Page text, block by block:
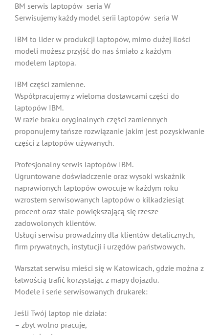
BM serwis laptopów seria W
Serwisujemy każdy model serii laptopów seria W
IBM to lider w produkcji laptopów, mimo dużej ilości
modeli możesz przyjść do nas śmiało z każdym
modelem laptopa.
IBM części zamienne.
Współpracujemy z wieloma dostawcami części do
laptopów IBM.
W razie braku oryginalnych części zamiennych
proponujemy tańsze rozwiązanie jakim jest pozyskiwanie
części z laptopów używanych.
Profesjonalny serwis laptopów IBM.
Ugruntowane doświadczenie oraz wysoki wskaźnik
naprawionych laptopów owocuje w każdym roku
wzrostem serwisowanych laptopów o kilkadziesiąt
procent oraz stale powiększającą się rzesze
zadowolonych klientów.
Usługi serwisu prowadzimy dla klientów detalicznych,
firm prywatnych, instytucji i urzędów państwowych.
Warsztat serwisu mieści się w Katowicach, gdzie można z
łatwością trafić korzystając z mapy dojazdu.
Modele i serie serwisowanych drukarek:
Jeśli Twój laptop nie działa:
– zbyt wolno pracuje,